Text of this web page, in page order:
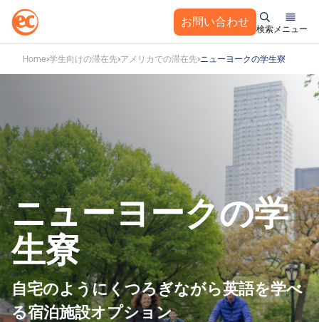
ツ
へ
ス
キ
ッ
プ
お問い合わせ
検索メニュー
Home 学生向けの滞在先 アメリカでの滞在先 ニューヨークの学生寮
ニューヨークの学
生寮
自宅のようにくつろぎながら英語を学べ
る宿泊施設オプション